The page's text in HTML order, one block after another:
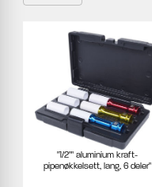
"1/2"" aluminium kraft-
pipenøkkelsett, lang, 6 deler"